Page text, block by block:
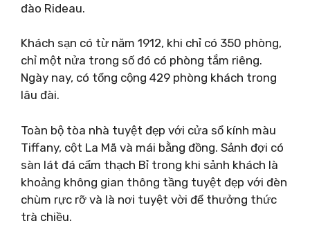
đào Rideau.
Khách sạn có từ năm 1912, khi chỉ có 350 phòng,
chỉ một nửa trong số đó có phòng tắm riêng.
Ngày nay, có tổng cộng 429 phòng khách trong
lâu đài.
Toàn bộ tòa nhà tuyệt đẹp với cửa sổ kính màu
Tiffany, cột La Mã và mái bằng đồng. Sảnh đợi có
sàn lát đá cẩm thạch Bỉ trong khi sảnh khách là
khoảng không gian thông tầng tuyệt đẹp với đèn
chùm rực rỡ và là nơi tuyệt vời để thưởng thức
trà chiều.